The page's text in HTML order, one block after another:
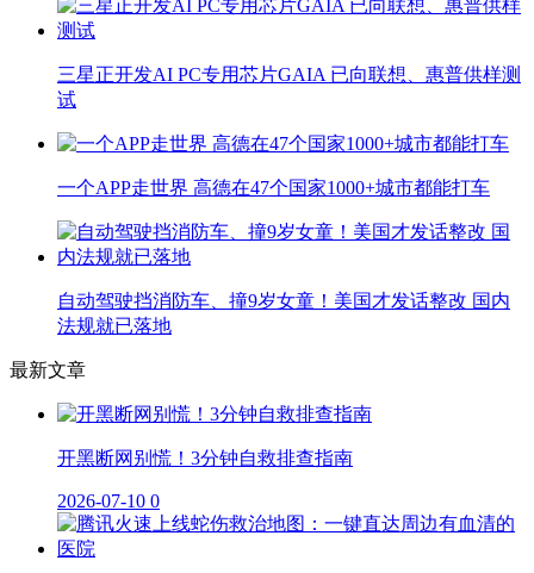
三星正开发AI PC专用芯片GAIA 已向联想、惠普供样测
试
一个APP走世界 高德在47个国家1000+城市都能打车
自动驾驶挡消防车、撞9岁女童！美国才发话整改 国内
法规就已落地
最新文章
开黑断网别慌！3分钟自救排查指南
2026-07-10 0